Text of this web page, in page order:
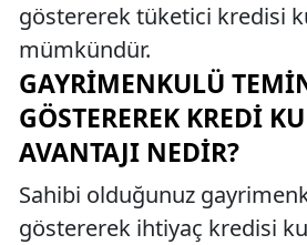
göstererek tüketici kredisi
mümkündür.
GAYRIMENKULÜ
GÖSTEREREK KREDI
AVANTAJI NEDIR?
Sahibi olduğunuz
göstererek ihtiyaç kredisi